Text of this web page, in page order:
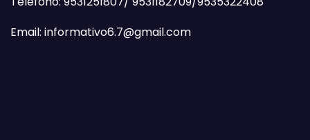
Email: informativo6.7@gmail.com